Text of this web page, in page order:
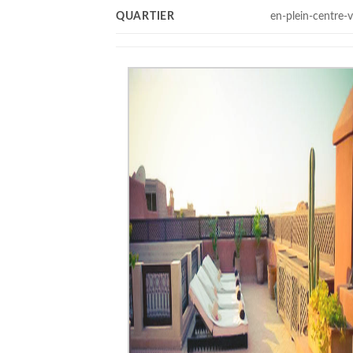
QUARTIER en-plein-centre-